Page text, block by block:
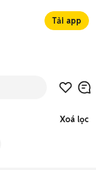
Tải app
Xoá lọc